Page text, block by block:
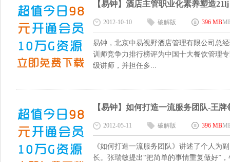
【易钟】酒店主管职业化素养塑造21lj
2012-10-10 破解版 396 MB
易钟，北京中易视野酒店管理有限公司总
训师竞争力排行榜评为中国十大餐饮管理
级讲师，并担任多...
【易钟】如何打造一流服务团队-王
2012-05-11 破解版 396 MB
《如何打造一流服务团队》讲述了个人为
长。张瑞敏提出“把简单的事情重复做好”